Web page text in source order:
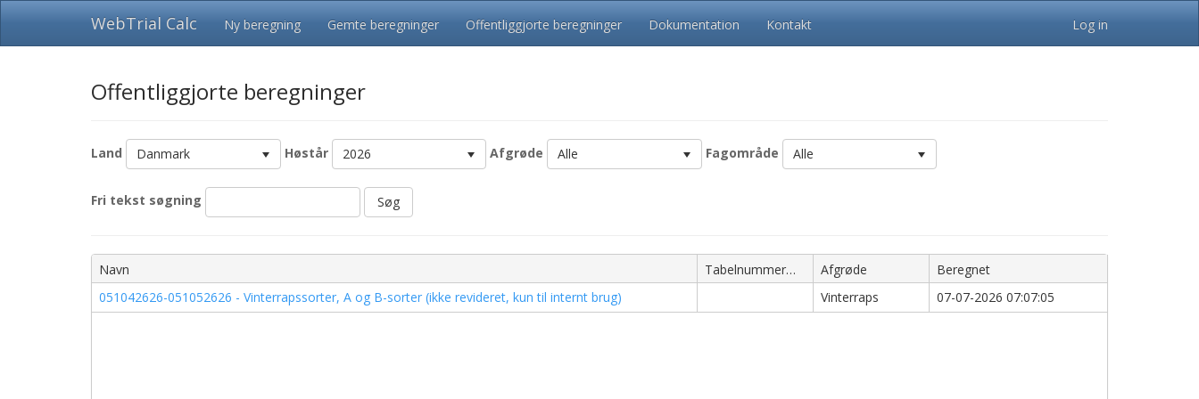
WebTrial Calc Ny beregning Gemte beregninger Offentliggjorte beregninger Dokumentation Kontakt Log in
Offentliggjorte beregninger
Land Danmark Høstår 2026 Afgrøde Alle Fagområde Alle
Fri tekst søgning Søg
Navn Tabelnummer Afgrøde
Beregnet
051042626-051052626 - Vinterrapssorter, A og B-sorter (ikke revideret, kun til internt brug)
Vinterraps 07-07-2026 07:07:05